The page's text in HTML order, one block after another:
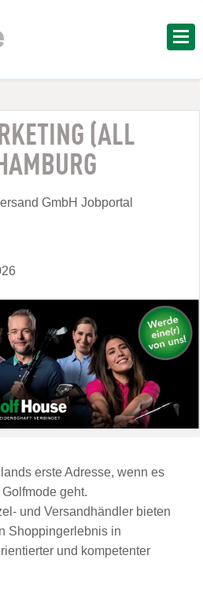
(ALL
GmbH Jobportal
erste Adresse, wenn es
geht.
und Versandhändler bieten
Shoppingerlebnis in
und kompetenter